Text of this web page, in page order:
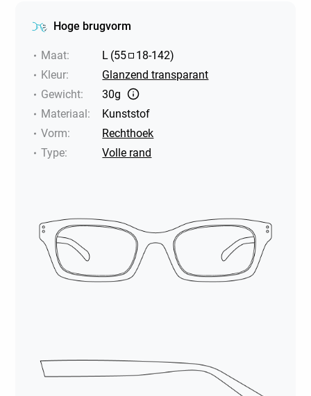
Hoge brugvorm
Maat: L (55 18-142)
Kleur:
Glanzend transparant
Gewicht:
30g
Materiaal:
Kunststof
Vorm:
Rechthoek
Type: Volle rand